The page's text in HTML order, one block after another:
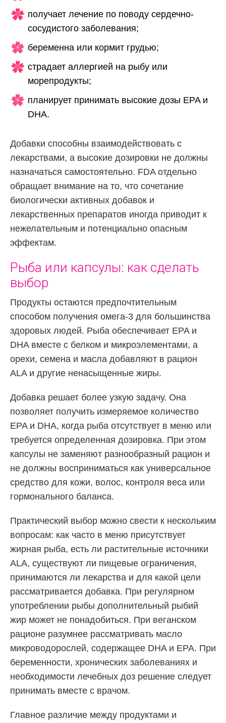
получает лечение по поводу сердечно-
сосудистого заболевания;
беременна или кормит грудью;
страдает аллергией на рыбу или
морепродукты;
планирует принимать высокие дозы EPA и
DHA.
Добавки способны взаимодействовать с
лекарствами, а высокие дозировки не должны
назначаться самостоятельно. FDA отдельно
обращает внимание на то, что сочетание
биологически активных добавок и
лекарственных препаратов иногда приводит к
нежелательным и потенциально опасным
эффектам.
Рыба или капсулы: как сделать
выбор
Продукты остаются предпочтительным
способом получения омега-3 для большинства
здоровых людей. Рыба обеспечивает EPA и
DHA вместе с белком и микроэлементами, а
орехи, семена и масла добавляют в рацион
ALA и другие ненасыщенные жиры.
Добавка решает более узкую задачу. Она
позволяет получить измеряемое количество
EPA и DHA, когда рыба отсутствует в меню или
требуется определенная дозировка. При этом
капсулы не заменяют разнообразный рацион и
не должны восприниматься как универсальное
средство для кожи, волос, контроля веса или
гормонального баланса.
Практический выбор можно свести к нескольким
вопросам: как часто в меню присутствует
жирная рыба, есть ли растительные источники
ALA, существуют ли пищевые ограничения,
принимаются ли лекарства и для какой цели
рассматривается добавка. При регулярном
употреблении рыбы дополнительный рыбий
жир может не понадобиться. При веганском
рационе разумнее рассматривать масло
микроводорослей, содержащее DHA и EPA. При
беременности, хронических заболеваниях и
необходимости лечебных доз решение следует
принимать вместе с врачом.
Главное различие между продуктами и